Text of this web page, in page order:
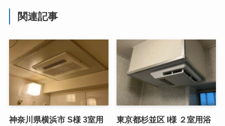
関連記事
神奈川県横浜市 S様 3室用
東京都杉並区 I様 ２室用浴